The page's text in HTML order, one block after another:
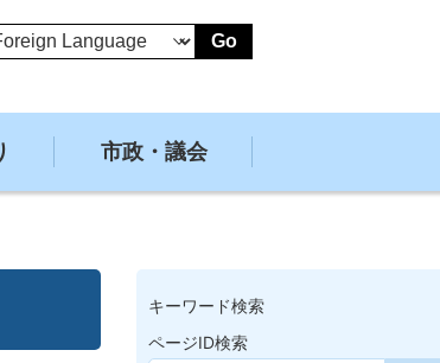
Go
市政・議会
キーワード検索
ページID検索